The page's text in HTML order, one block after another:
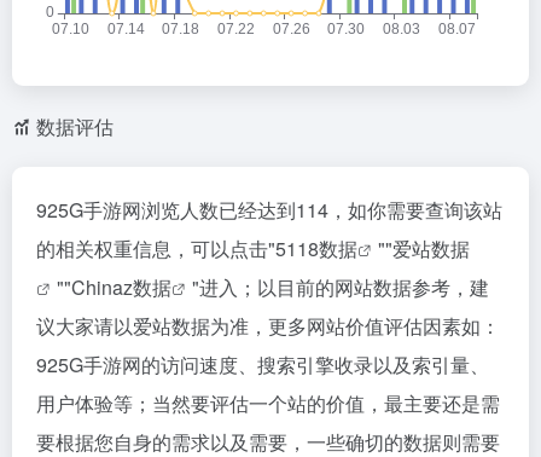
数据评估
925G手游网浏览人数已经达到114，如你需要查询该站
的相关权重信息，可以点击"5118数据 ""爱站数据
""Chinaz数据
"进入；以目前的网站数据参考，建
议大家请以爱站数据为准，更多网站价值评估因素如：
925G手游网的访问速度、搜索引擎收录以及索引量、
用户体验等；当然要评估一个站的价值，最主要还是需
要根据您自身的需求以及需要，一些确切的数据则需要